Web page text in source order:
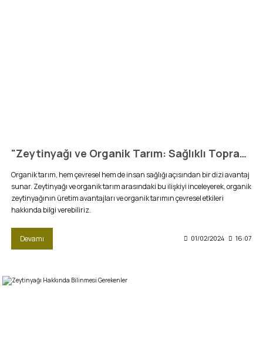
"Zeytinyağı ve Organik Tarım: Sağlıklı Topraktan Gelen Lezzet"
Organik tarım, hem çevresel hem de insan sağlığı açısından bir dizi avantaj
sunar. Zeytinyağı ve organik tarım arasındaki bu ilişkiyi inceleyerek, organik
zeytinyağının üretim avantajları ve organik tarımın çevresel etkileri
hakkında bilgi verebiliriz.
Devamı 01/02/2024 16:07